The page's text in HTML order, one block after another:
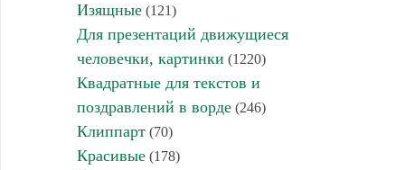
Изящные(121)
Для презентаций движущиеся
человечки, картинки (1220)
Квадратные для текстов и
поздравлений в ворде(246)
Клиппарт(70)
Красивые(178)